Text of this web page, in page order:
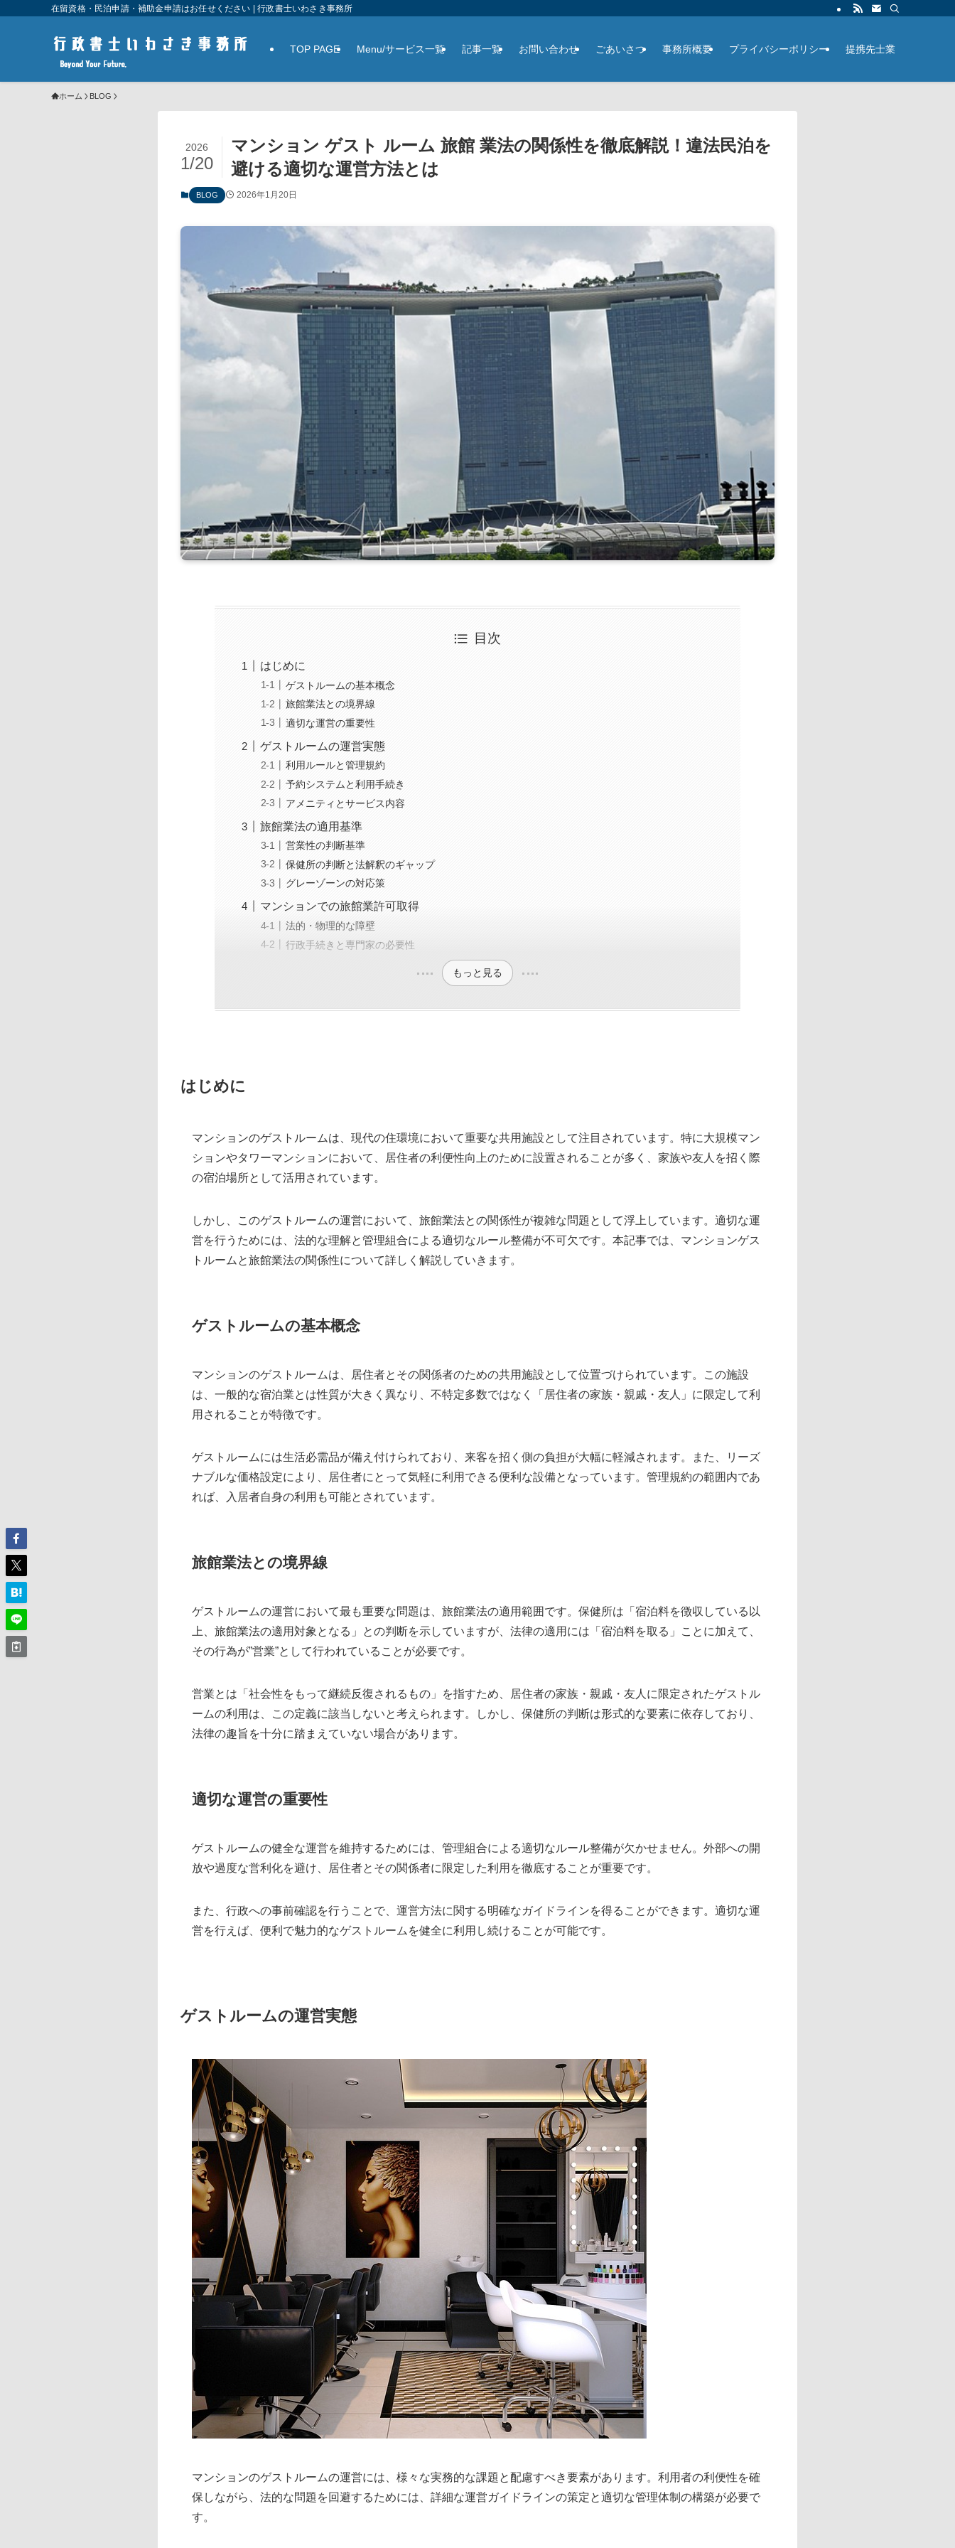
在留資格・民泊申請・補助金申請はお任せください | 行政書士いわさき事務所
TOP PAGE Menu/サービス一覧 記事一覧 お問い合わせ ごあいさつ 事務所概要 プライバシーポリシー 提携先士業
ホーム BLOG
マンション ゲスト ルーム 旅館 業法の関係性を徹底解説！違法民泊を
避ける適切な運営方法とは
2026
1/20
BLOG 2026年1月20日
目次
はじめに
ゲストルームの基本概念
旅館業法との境界線
適切な運営の重要性
ゲストルームの運営実態
利用ルールと管理規約
予約システムと利用手続き
アメニティとサービス内容
旅館業法の適用基準
営業性の判断基準
保健所の判断と法解釈のギャップ
グレーゾーンの対応策
マンションでの旅館業許可取得
法的・物理的な障壁
行政手続きと専門家の必要性
もっと見る
はじめに
マンションのゲストルームは、現代の住環境において重要な共用施設として注目されています。特に大規模マン
ションやタワーマンションにおいて、居住者の利便性向上のために設置されることが多く、家族や友人を招く際
の宿泊場所として活用されています。
しかし、このゲストルームの運営において、旅館業法との関係性が複雑な問題として浮上しています。適切な運
営を行うためには、法的な理解と管理組合による適切なルール整備が不可欠です。本記事では、マンションゲス
トルームと旅館業法の関係性について詳しく解説していきます。
ゲストルームの基本概念
マンションのゲストルームは、居住者とその関係者のための共用施設として位置づけられています。この施設
は、一般的な宿泊業とは性質が大きく異なり、不特定多数ではなく「居住者の家族・親戚・友人」に限定して利
用されることが特徴です。
ゲストルームには生活必需品が備え付けられており、来客を招く側の負担が大幅に軽減されます。また、リーズ
ナブルな価格設定により、居住者にとって気軽に利用できる便利な設備となっています。管理規約の範囲内であ
れば、入居者自身の利用も可能とされています。
旅館業法との境界線
ゲストルームの運営において最も重要な問題は、旅館業法の適用範囲です。保健所は「宿泊料を徴収している以
上、旅館業法の適用対象となる」との判断を示していますが、法律の適用には「宿泊料を取る」ことに加えて、
その行為が”営業”として行われていることが必要です。
営業とは「社会性をもって継続反復されるもの」を指すため、居住者の家族・親戚・友人に限定されたゲストル
ームの利用は、この定義に該当しないと考えられます。しかし、保健所の判断は形式的な要素に依存しており、
法律の趣旨を十分に踏まえていない場合があります。
適切な運営の重要性
ゲストルームの健全な運営を維持するためには、管理組合による適切なルール整備が欠かせません。外部への開
放や過度な営利化を避け、居住者とその関係者に限定した利用を徹底することが重要です。
また、行政への事前確認を行うことで、運営方法に関する明確なガイドラインを得ることができます。適切な運
営を行えば、便利で魅力的なゲストルームを健全に利用し続けることが可能です。
ゲストルームの運営実態
マンションのゲストルームの運営には、様々な実務的な課題と配慮すべき要素があります。利用者の利便性を確
保しながら、法的な問題を回避するためには、詳細な運営ガイドラインの策定と適切な管理体制の構築が必要で
す。